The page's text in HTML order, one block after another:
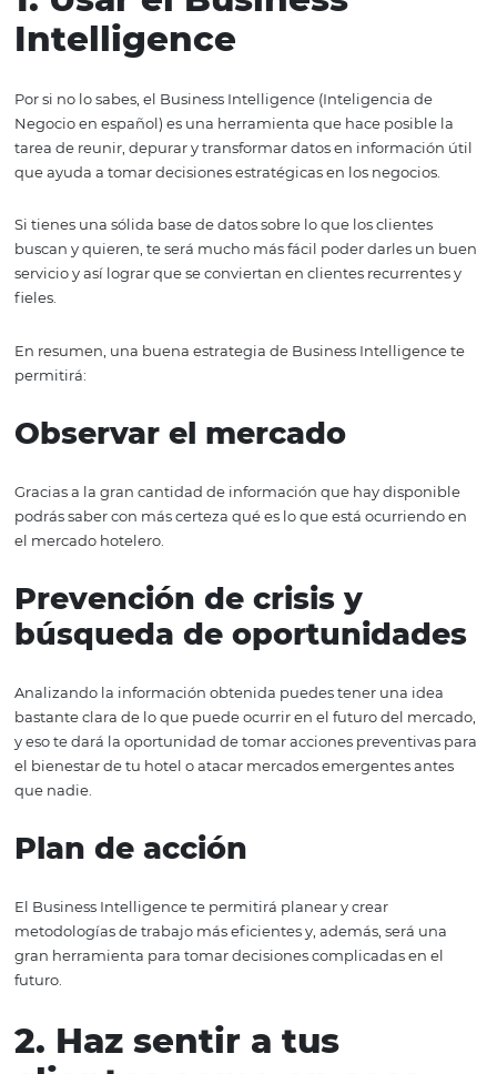
Para que puedas lograrlo, te compartiremos 4
tus clientes.
¡Empecemos!
1. Usar el Business
Intelligence
Por si no lo sabes, el Business Intelligence (Inteligencia
Negocio en español) es una herramienta que hace
que ayuda a tomar decisiones estratégicas en los
Si tienes una sólida base de datos sobre lo que los
buscan y quieren, te será mucho más fácil poder darles
fieles.
En resumen, una buena estrategia de Business
permitirá:
Observar el mercado
podrás saber con más certeza qué es lo que está
Prevención de crisis y
búsqueda de
Analizando la información obtenida puedes tener una